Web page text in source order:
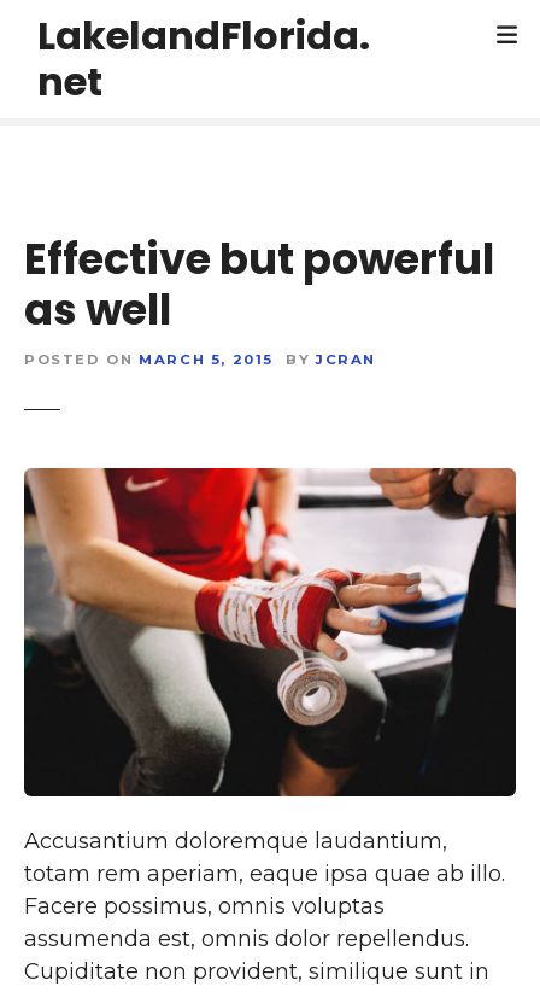
LakelandFlorida.
net
Effective but powerful
as well
POSTED ON MARCH 5, 2015 BY JCRAN
Accusantium doloremque laudantium,
totam rem aperiam, eaque ipsa quae ab illo.
Facere possimus, omnis voluptas
assumenda est, omnis dolor repellendus.
Cupiditate non provident, similique sunt in